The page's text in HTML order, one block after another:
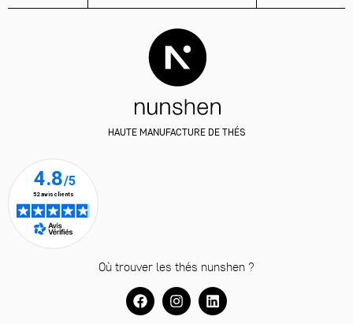
HAUTE MANUFACTURE DE THÉS
Où trouver les thés nunshen ?